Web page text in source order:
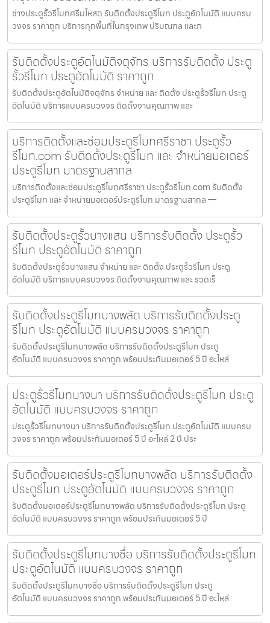
ช่างประตูรั้วรีโมทศรีมโหสถ รับติดตั้งประตูรีโมท ประตูอัตโนมัติ แบบครบ
วงจร ราคาถูก บริการทุกพื้นที่ในกรุงเทพ ปริมณฑล และภ
รับติดตั้งประตูอัตโนมัติจตุจักร บริการรับติดตั้ง ประตู
รั้วรีโมท ประตูอัตโนมัติ ราคาถูก
รับติดตั้งประตูอัตโนมัติจตุจักร จำหน่าย และ ติดตั้ง ประตูรั้วรีโมท ประตู
อัตโนมัติ บริการแบบครบวงจร ติดตั้งงานคุณภาพ และ
บริการติดตั้งและซ่อมประตูรีโมทศรีราชา ประตูรั้ว
รีโมท.com รับติดตั้งประตูรีโมท และ จำหน่ายมอเตอร์
ประตูรีโมท มาตรฐานสากล
บริการติดตั้งและซ่อมประตูรีโมทศรีราชา ประตูรั้วรีโมท.com รับติดตั้ง
ประตูรีโมท และ จำหน่ายมอเตอร์ประตูรีโมท มาตรฐานสากล —
รับติดตั้งประตูรั้วบางแสน บริการรับติดตั้ง ประตูรั้ว
รีโมท ประตูอัตโนมัติ ราคาถูก
รับติดตั้งประตูรั้วบางแสน จำหน่าย และ ติดตั้ง ประตูรั้วรีโมท ประตู
อัตโนมัติ บริการแบบครบวงจร ติดตั้งงานคุณภาพ และ รวดเร็
รับติดตั้งประตูรีโมทบางพลัด บริการรับติดตั้งประตู
รีโมท ประตูอัตโนมัติ แบบครบวงจร ราคาถูก
รับติดตั้งประตูรีโมทบางพลัด บริการรับติดตั้งประตูรีโมท ประตู
อัตโนมัติ แบบครบวงจร ราคาถูก พร้อมประกันมอเตอร์ 5 ปี อะไหล่
ประตูรั้วรีโมทบางนา บริการรับติดตั้งประตูรีโมท ประตู
อัตโนมัติ แบบครบวงจร ราคาถูก
ประตูรั้วรีโมทบางนา บริการรับติดตั้งประตูรีโมท ประตูอัตโนมัติ แบบครบ
วงจร ราคาถูก พร้อมประกันมอเตอร์ 5 ปี อะไหล่ 2 ปี ประ
รับติดตั้งมอเตอร์ประตูรีโมทบางพลัด บริการรับติดตั้ง
ประตูรีโมท ประตูอัตโนมัติ แบบครบวงจร ราคาถูก
รับติดตั้งมอเตอร์ประตูรีโมทบางพลัด บริการรับติดตั้งประตูรีโมท ประตู
อัตโนมัติ แบบครบวงจร ราคาถูก พร้อมประกันมอเตอร์ 5 ปี
รับติดตั้งประตูรีโมทบางซื่อ บริการรับติดตั้งประตูรีโมท
ประตูอัตโนมัติ แบบครบวงจร ราคาถูก
รับติดตั้งประตูรีโมทบางซื่อ บริการรับติดตั้งประตูรีโมท ประตู
อัตโนมัติ แบบครบวงจร ราคาถูก พร้อมประกันมอเตอร์ 5 ปี อะไหล่